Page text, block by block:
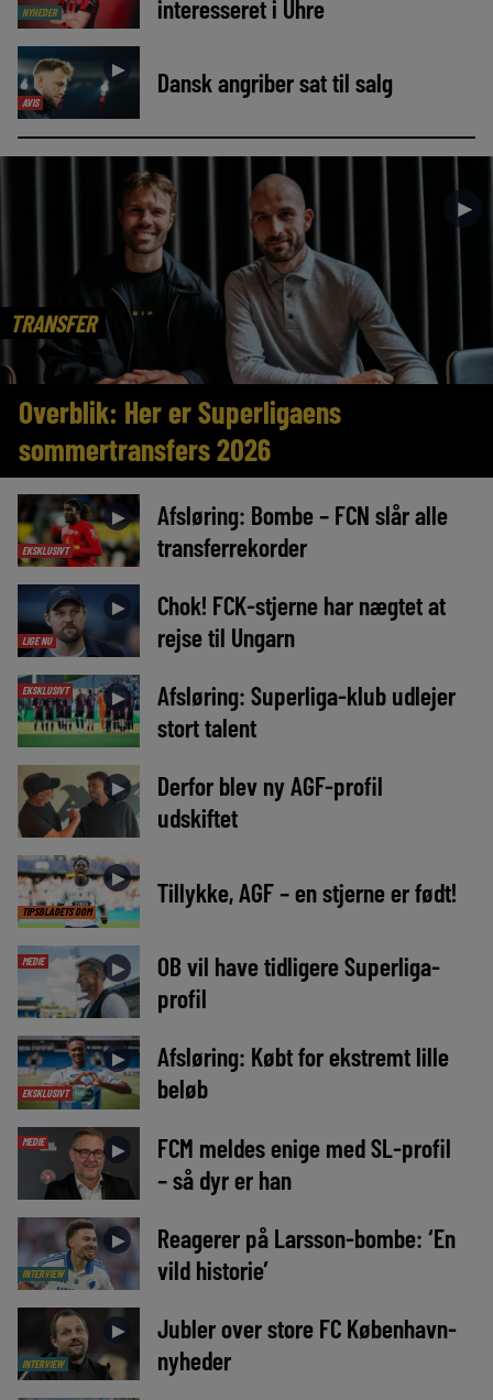
NYHEDER interesseret i Uhre
AVIS
► Dansk angriber sat til salg
TRANSFER
►
Overblik: Her er Superligaens
sommertransfers 2026
EKSKLUSIVT
►
Afsløring: Bombe – FCN slår alle
transferrekorder
LIGE NU
►
Chok! FCK-stjerne har nægtet at
rejse til Ungarn
EKSKLUSIVT ►
Afsløring: Superliga-klub udlejer
stort talent
►
Derfor blev ny AGF-profil
udskiftet
TIPSBLADETS DOM
► Tillykke, AGF – en stjerne er født!
MEDIE ►
OB vil have tidligere Superliga-
profil
EKSKLUSIVT
►
Afsløring: Købt for ekstremt lille
beløb
MEDIE ►
FCM meldes enige med SL-profil
– så dyr er han
INTERVIEW
►
Reagerer på Larsson-bombe: ‘En
vild historie’
INTERVIEW
►
Jubler over store FC København-
nyheder